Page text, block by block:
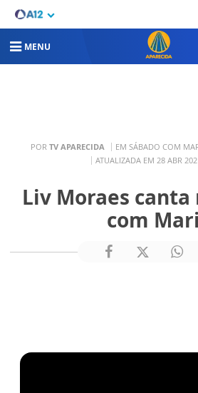
MENU
POR TV APARECIDA EM SÁBADO COM
ATUALIZADA EM 28 ABR
Liv Moraes canta
com